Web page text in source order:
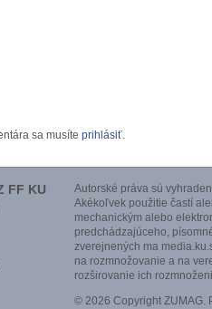
sa musíte prihlásiť.
FF KU
Autorské práva sú
Akékoľvek použitie častí
mechanickým alebo
predchádzajúceho,
zverejnených ma
na rozmnožovanie a na
rozširovanie ich
© 2026 Copyright ZUMAG.